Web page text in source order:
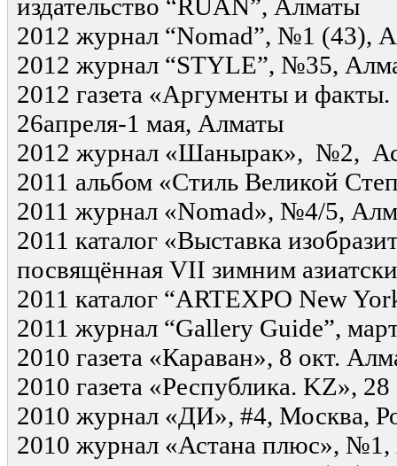
издательство “RUAN”, Алматы
2012 журнал “Nomad”, №1 (43),
2012 журнал “STYLE”, №35,
2012 газета «Аргументы и
26апреля-1 мая, Алматы
2012 журнал «Шанырак», №2,
2011 альбом «Стиль Великой
2011 журнал «Nomad», №4/5,
2011 каталог «Выставка
посвящённая VII зимним
2011 каталог “ARTEXPO New
2011 журнал “Gallery Guide”,
2010 газета «Караван», 8 окт.
2010 газета «Республика. KZ»,
2010 журнал «ДИ», #4, Москва,
2010 журнал «Астана плюс», №1,